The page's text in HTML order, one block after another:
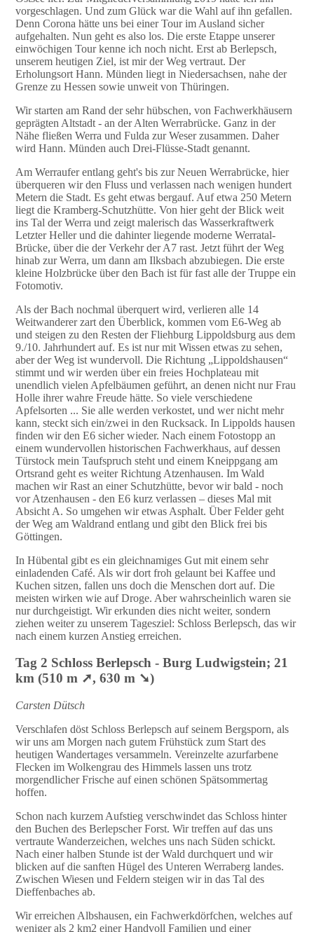
vorgeschlagen. Und zum Glück war die Wahl auf ihn gefallen.
Denn Corona hätte uns bei einer Tour im Ausland sicher
aufgehalten. Nun geht es also los. Die erste Etappe unserer
einwöchigen Tour kenne ich noch nicht. Erst ab Berlepsch,
unserem heutigen Ziel, ist mir der Weg vertraut. Der
Erholungsort Hann. Münden liegt in Niedersachsen, nahe der
Grenze zu Hessen sowie unweit von Thüringen.
Wir starten am Rand der sehr hübschen, von Fachwerkhäusern
geprägten Altstadt - an der Alten Werrabrücke. Ganz in der
Nähe fließen Werra und Fulda zur Weser zusammen. Daher
wird Hann. Münden auch Drei-Flüsse-Stadt genannt.
Am Werraufer entlang geht's bis zur Neuen Werrabrücke, hier
überqueren wir den Fluss und verlassen nach wenigen hundert
Metern die Stadt. Es geht etwas bergauf. Auf etwa 250 Metern
liegt die Kramberg-Schutzhütte. Von hier geht der Blick weit
ins Tal der Werra und zeigt malerisch das Wasserkraftwerk
Letzter Heller und die dahinter liegende moderne Werratal-
Brücke, über die der Verkehr der A7 rast. Jetzt führt der Weg
hinab zur Werra, um dann am Ilksbach abzubiegen. Die erste
kleine Holzbrücke über den Bach ist für fast alle der Truppe ein
Fotomotiv.
Als der Bach nochmal überquert wird, verlieren alle 14
Weitwanderer zart den Überblick, kommen vom E6-Weg ab
und steigen zu den Resten der Fliehburg Lippoldsburg aus dem
9./10. Jahrhundert auf. Es ist nur mit Wissen etwas zu sehen,
aber der Weg ist wundervoll. Die Richtung „Lippoldshausen“
stimmt und wir werden über ein freies Hochplateau mit
unendlich vielen Apfelbäumen geführt, an denen nicht nur Frau
Holle ihrer wahre Freude hätte. So viele verschiedene
Apfelsorten ... Sie alle werden verkostet, und wer nicht mehr
kann, steckt sich ein/zwei in den Rucksack. In Lippolds hausen
finden wir den E6 sicher wieder. Nach einem Fotostopp an
einem wundervollen historischen Fachwerkhaus, auf dessen
Türstock mein Taufspruch steht und einem Kneippgang am
Ortsrand geht es weiter Richtung Atzenhausen. Im Wald
machen wir Rast an einer Schutzhütte, bevor wir bald - noch
vor Atzenhausen - den E6 kurz verlassen – dieses Mal mit
Absicht A. So umgehen wir etwas Asphalt. Über Felder geht
der Weg am Waldrand entlang und gibt den Blick frei bis
Göttingen.
In Hübental gibt es ein gleichnamiges Gut mit einem sehr
einladenden Café. Als wir dort froh gelaunt bei Kaffee und
Kuchen sitzen, fallen uns doch die Menschen dort auf. Die
meisten wirken wie auf Droge. Aber wahrscheinlich waren sie
nur durchgeistigt. Wir erkunden dies nicht weiter, sondern
ziehen weiter zu unserem Tagesziel: Schloss Berlepsch, das wir
nach einem kurzen Anstieg erreichen.
Tag 2 Schloss Berlepsch - Burg Ludwigstein; 21
km (510 m ➚, 630 m ➘)
Carsten Dütsch
Verschlafen döst Schloss Berlepsch auf seinem Bergsporn, als
wir uns am Morgen nach gutem Frühstück zum Start des
heutigen Wandertages versammeln. Vereinzelte azurfarbene
Flecken im Wolkengrau des Himmels lassen uns trotz
morgendlicher Frische auf einen schönen Spätsommertag
hoffen.
Schon nach kurzem Aufstieg verschwindet das Schloss hinter
den Buchen des Berlepscher Forst. Wir treffen auf das uns
vertraute Wanderzeichen, welches uns nach Süden schickt.
Nach einer halben Stunde ist der Wald durchquert und wir
blicken auf die sanften Hügel des Unteren Werraberg landes.
Zwischen Wiesen und Feldern steigen wir in das Tal des
Dieffenbaches ab.
Wir erreichen Albshausen, ein Fachwerkdörfchen, welches auf
weniger als 2 km2 einer Handvoll Familien und einer